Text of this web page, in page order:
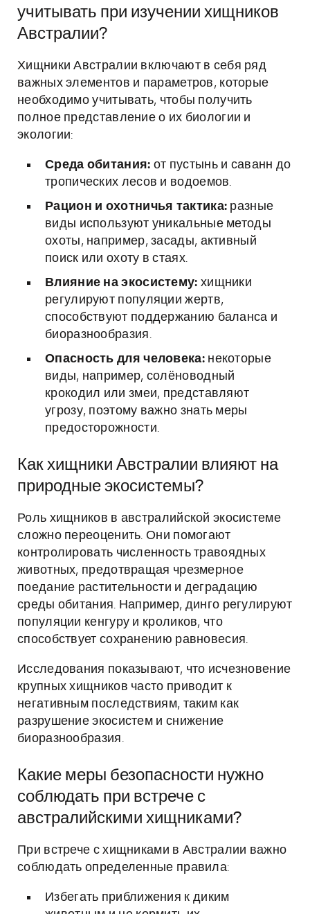
учитывать при изучении хищников
Австралии?
Хищники Австралии включают в себя ряд
важных элементов и параметров, которые
необходимо учитывать, чтобы получить
полное представление о их биологии и
экологии:
Среда обитания: от пустынь и саванн до
тропических лесов и водоемов.
Рацион и охотничья тактика: разные
виды используют уникальные методы
охоты, например, засады, активный
поиск или охоту в стаях.
Влияние на экосистему: хищники
регулируют популяции жертв,
способствуют поддержанию баланса и
биоразнообразия.
Опасность для человека:некоторые
виды, например, солёноводный
крокодил или змеи, представляют
угрозу, поэтому важно знать меры
предосторожности.
Как хищники Австралии влияют на
природные экосистемы?
Роль хищников в австралийской экосистеме
сложно переоценить. Они помогают
контролировать численность травоядных
животных, предотвращая чрезмерное
поедание растительности и деградацию
среды обитания. Например, динго регулируют
популяции кенгуру и кроликов, что
способствует сохранению равновесия.
Исследования показывают, что исчезновение
крупных хищников часто приводит к
негативным последствиям, таким как
разрушение экосистем и снижение
биоразнообразия.
Какие меры безопасности нужно
соблюдать при встрече с
австралийскими хищниками?
При встрече с хищниками в Австралии важно
соблюдать определенные правила:
Избегать приближения к диким